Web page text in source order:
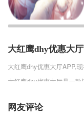
大红鹰dhy优惠大
大红鹰dhy优惠大厅APP,
大红鹰dhy优惠大厅是一
个世界中可以感受到最为
的山海异兽，让你能够享
上线，小编本次带来测试
网友评论